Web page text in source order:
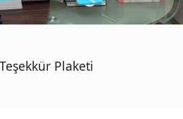
Plaketi